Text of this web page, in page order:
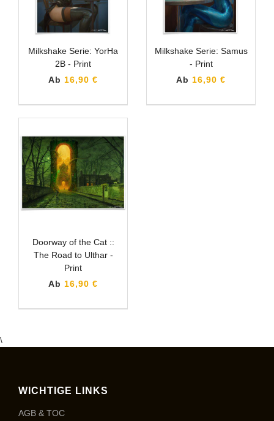
Milkshake Serie: YorHa
2B - Print
Ab 16,90 €
Milkshake Serie: Samus
- Print
Ab 16,90 €
Doorway of the Cat ::
The Road to Ulthar -
Print
Ab 16,90 €
\
WICHTIGE LINKS
AGB & TOC